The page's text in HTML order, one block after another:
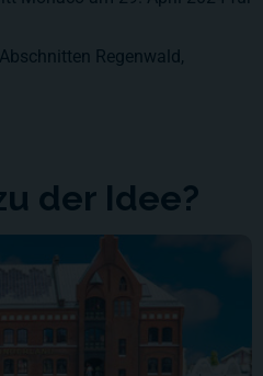
Regenwald,
der Idee?